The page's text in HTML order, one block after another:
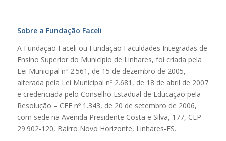
Sobre a Fundação Faceli
A Fundação Faceli ou Fundação Faculdades Integradas de
Ensino Superior do Município de Linhares, foi criada pela
Lei Municipal nº 2.561, de 15 de dezembro de 2005,
alterada pela Lei Municipal nº 2.681, de 18 de abril de 2007
e credenciada pelo Conselho Estadual de Educação pela
Resolução – CEE nº 1.343, de 20 de setembro de 2006,
com sede na Avenida Presidente Costa e Silva, 177, CEP
29.902-120, Bairro Novo Horizonte, Linhares-ES.